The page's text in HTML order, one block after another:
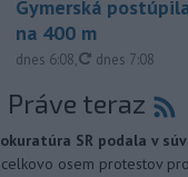
Gymerská
na 400 m
dnes 6:08, aktualizované
dnes 7:08
Práve teraz
SR podala v
osem protestov